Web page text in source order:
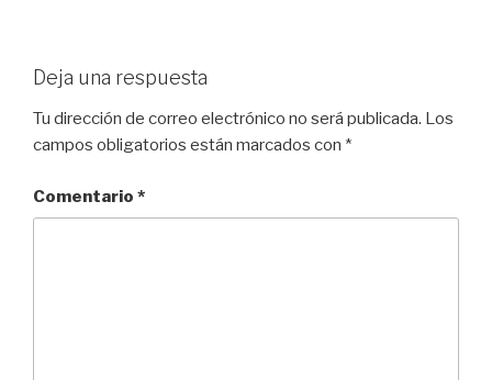
Deja una respuesta
Tu dirección de correo electrónico no será publicada. Los
campos obligatorios están marcados con *
Comentario *